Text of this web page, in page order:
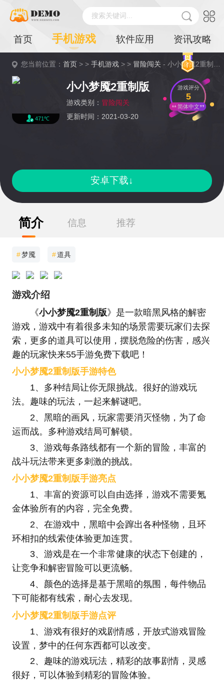
搜索关键词...
首页 手机游戏 软件应用 资讯攻略
您当前位置：首页 > >手机游戏 > > 冒险闯关 - 小小梦魇2重制版详情
471℃
小小梦魇2重制版
游戏类别： 冒险闯关
更新时间：2021-03-20
游戏评分
5
简体中文
安卓下载↓
简介 信息 推荐
#梦魇 #道具
游戏介绍
《小小梦魇2重制版》是一款暗黑风格的解密
游戏，游戏中有着很多未知的场景需要玩家们去探
索，更多的道具可以使用，摆脱危险的伤害，感兴
趣的玩家快来55手游免费下载吧！
小小梦魇2重制版手游特色
1、多种结局让你无限挑战。很好的游戏玩
法。趣味的玩法，一起来解谜吧。
2、黑暗的画风，玩家需要消灭怪物，为了命
运而战。多种游戏结局可解锁。
3、游戏每条路线都有一个新的冒险，丰富的
战斗玩法带来更多刺激的挑战。
小小梦魇2重制版手游亮点
1、丰富的资源可以自由选择，游戏不需要氪
金体验所有的内容，完全免费。
2、在游戏中，黑暗中会蹿出各种怪物，且环
环相扣的线索使体验更加连贯。
3、游戏是在一个非常健康的状态下创建的，
让竞争和解密冒险可以更流畅。
4、颜色的选择是基于黑暗的氛围，每件物品
下可能都有线索，耐心去发现。
小小梦魇2重制版手游点评
1、游戏有很好的戏剧情感，开放式游戏冒险
设置，梦中的任何东西都可以改变。
2、趣味的游戏玩法，精彩的故事剧情，灵感
很好，可以体验到精彩的冒险体验。